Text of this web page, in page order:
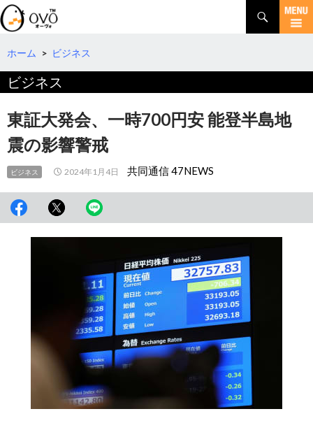
検
索
コ
テ
へ
移
動
ホーム > ビジネス
ビジネス
東証大発会、一時700円安 能登半島地
震の影響警戒
ビジネス 2024年1月4日 共同通信 47NEWS